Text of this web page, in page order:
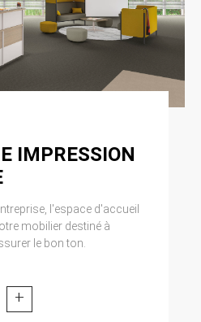
IMPRESSION
l'espace d'accueil
mobilier destiné à
le bon ton.
+